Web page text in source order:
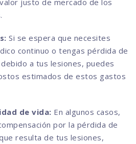
justo de mercado de los
Si se espera que necesites
continuo o tengas pérdida de
a tus lesiones, puedes
estimados de estos gastos
de vida: En algunos casos,
por la pérdida de
resulta de tus lesiones,